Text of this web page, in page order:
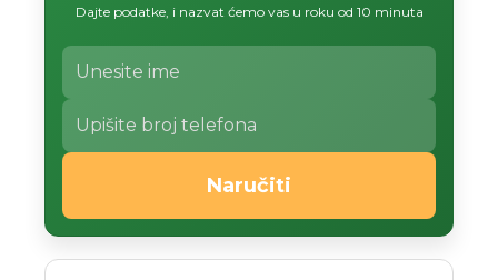
Dajte podatke, i nazvat ćemo vas u roku od 10 minuta
Naručiti